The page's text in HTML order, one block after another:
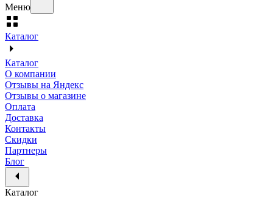
Меню
Каталог
Каталог
О компании
Отзывы на Яндекс
Отзывы о магазине
Оплата
Доставка
Контакты
Скидки
Партнеры
Блог
Каталог